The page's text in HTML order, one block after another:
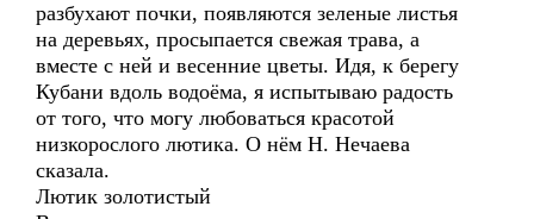
разбухают почки, появляются зеленые листья
на деревьях, просыпается свежая трава, а
вместе с ней и весенние цветы. Идя, к берегу
Кубани вдоль водоёма, я испытываю радость
от того, что могу любоваться красотой
низкорослого лютика. О нём Н. Нечаева
сказала.
Лютик золотистый